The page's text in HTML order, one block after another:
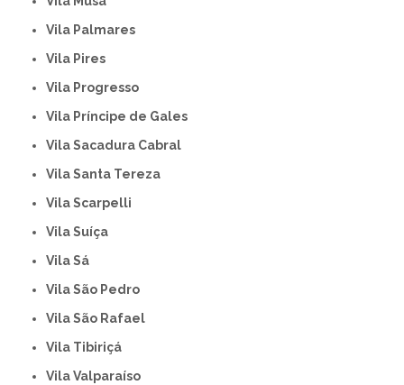
Vila Palmares
Vila Pires
Vila Progresso
Vila Príncipe de Gales
Vila Sacadura Cabral
Vila Santa Tereza
Vila Scarpelli
Vila Suíça
Vila Sá
Vila São Pedro
Vila São Rafael
Vila Tibiriçá
Vila Valparaíso